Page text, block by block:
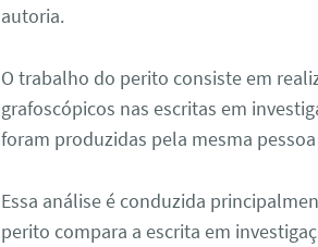
autoria.
O trabalho do perito consiste em
grafoscópicos nas escritas em
foram produzidas pela mesma
Essa análise é conduzida
perito compara a escrita em